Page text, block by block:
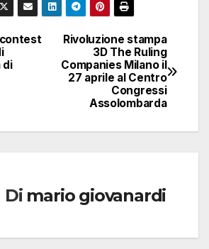
Rivoluzione stampa
3D The Ruling
Companies Milano il
27 aprile al Centro
Congressi
Assolombarda
contest
di
Di mario giovanardi